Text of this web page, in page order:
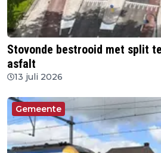
Stovonde bestrooid met split
asfalt
13 juli 2026
Gemeente